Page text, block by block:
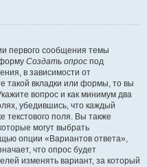
первого сообщения темы
Создать опрос под
в зависимости от
такой вкладки или формы, то вы
вопрос и как минимум два
убедившись, что каждый
текстового поля. Вы также
могут выбрать
опции «Вариантов ответа»,
что опрос будет
изменять вариант, за который